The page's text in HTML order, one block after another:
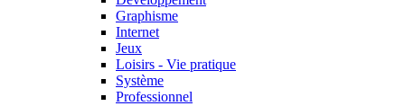
Graphisme
Internet
Jeux
Loisirs - Vie pratique
Système
Professionnel